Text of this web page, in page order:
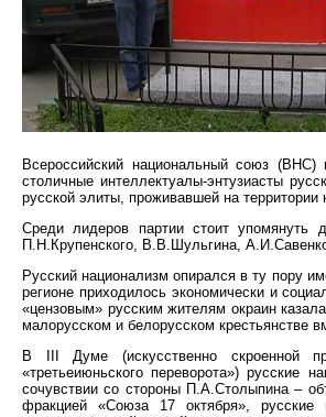
Всероссийский национальный союз (ВНС)
столичные интеллектуалы-энтузиасты
русской элиты, проживавшей на
Среди лидеров партии стоит упомянуть
П.Н.Крупенского, В.В.Шульгина,
Русский национализм опирался в ту пору
регионе приходилось экономически и
«цензовым» русским жителям окраин
малорусском и белорусском крестьянстве
В III Думе (искусственно скроенной
«третьеиюньского переворота»)
сочувствии со стороны П.А.Столыпина –
фракцией «Союза 17 октября»,